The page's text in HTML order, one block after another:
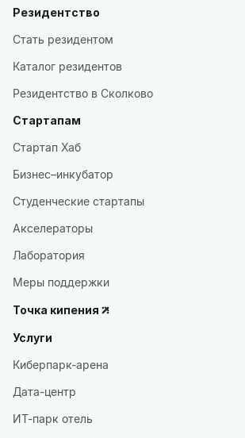
Резидентство
Стать резидентом
Каталог резидентов
Резидентство в Сколково
Стартапам
Стартап Хаб
Бизнес–инкубатор
Студенческие стартапы
Акселераторы
Лаборатория
Меры поддержки
Точка кипения
Услуги
Киберпарк-арена
Дата-центр
ИТ-парк отель